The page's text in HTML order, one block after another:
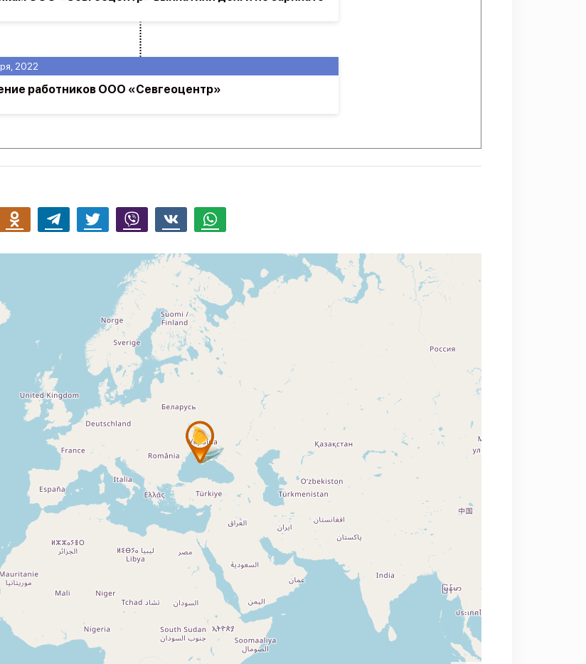
2022
работников ООО «Севгеоцентр»
OdnoklassnikiTelegram Twitter Viber Whatsapp